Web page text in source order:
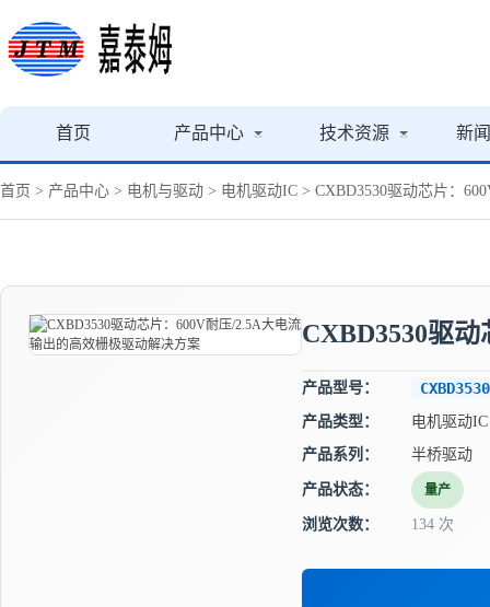
首页 产品中心 技术资源 新
首页 > 产品中心 > 电机与驱动 > 电机驱动IC > CXBD3530驱动芯片：
CXBD3530驱
产品型号： CXBD3530
产品类型：
电机驱动IC
产品系列：
半桥驱动
产品状态： 量产
浏览次数： 134 次